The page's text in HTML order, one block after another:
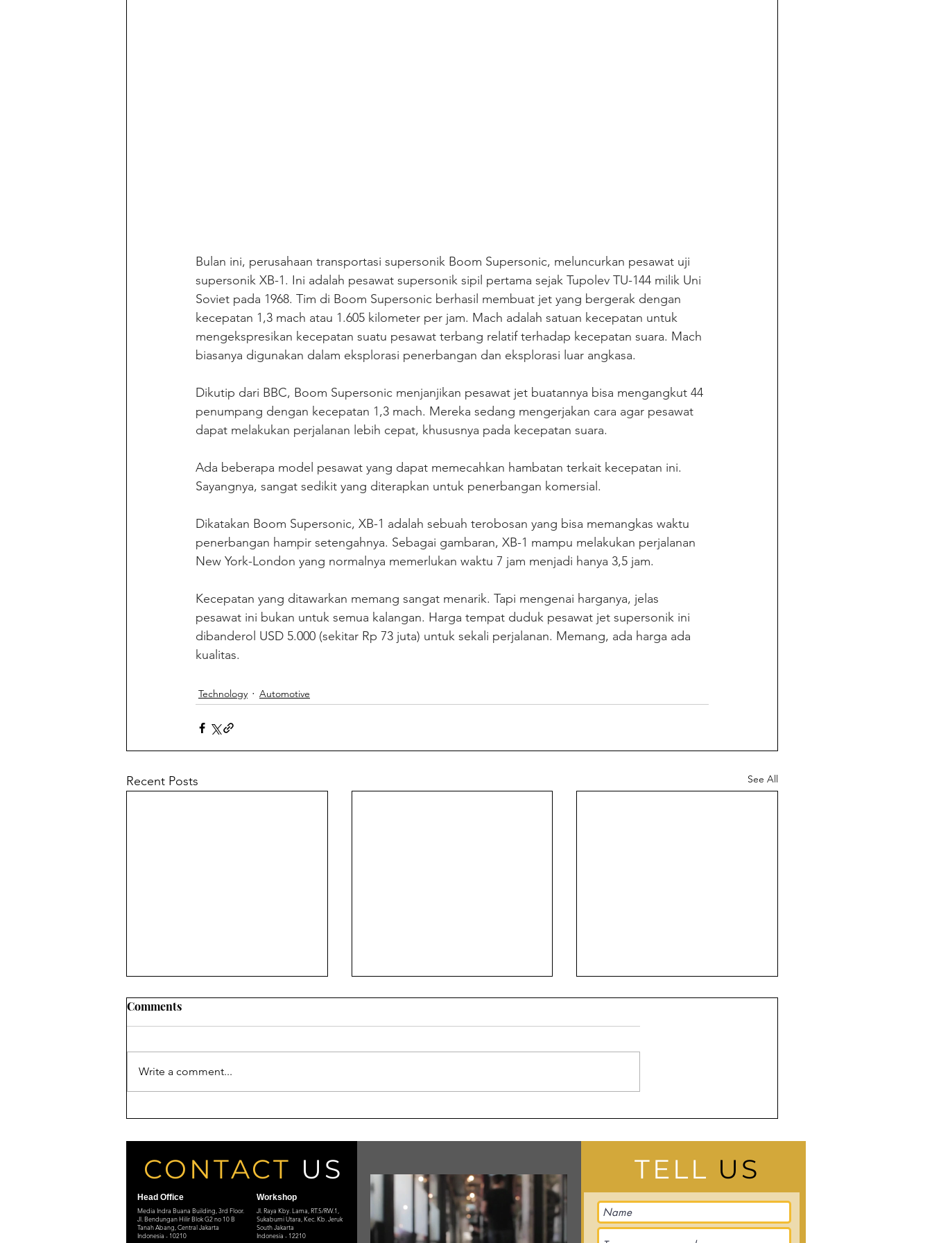
Bulan ini, perusahaan transportasi supersonik Boom Supersonic, meluncurkan pesawat uji
supersonik XB-1. Ini adalah pesawat supersonik sipil pertama sejak Tupolev TU-144 milik Uni
Soviet pada 1968. Tim di Boom Supersonic berhasil membuat jet yang bergerak dengan
kecepatan 1,3 mach atau 1.605 kilometer per jam. Mach adalah satuan kecepatan untuk
mengekspresikan kecepatan suatu pesawat terbang relatif terhadap kecepatan suara. Mach
biasanya digunakan dalam eksplorasi penerbangan dan eksplorasi luar angkasa.
Dikutip dari BBC, Boom Supersonic menjanjikan pesawat jet buatannya bisa mengangkut 44
penumpang dengan kecepatan 1,3 mach. Mereka sedang mengerjakan cara agar pesawat
dapat melakukan perjalanan lebih cepat, khususnya pada kecepatan suara.
Ada beberapa model pesawat yang dapat memecahkan hambatan terkait kecepatan ini.
Sayangnya, sangat sedikit yang diterapkan untuk penerbangan komersial.
Dikatakan Boom Supersonic, XB-1 adalah sebuah terobosan yang bisa memangkas waktu
penerbangan hampir setengahnya. Sebagai gambaran, XB-1 mampu melakukan perjalanan
New York-London yang normalnya memerlukan waktu 7 jam menjadi hanya 3,5 jam.
Kecepatan yang ditawarkan memang sangat menarik. Tapi mengenai harganya, jelas
pesawat ini bukan untuk semua kalangan. Harga tempat duduk pesawat jet supersonik ini
dibanderol USD 5.000 (sekitar Rp 73 juta) untuk sekali perjalanan. Memang, ada harga ada
kualitas.
Technology Automotive
Recent Posts See All
Di Kanada, Legal Jual Ganja
Gucci Kolaborasi Dengan
Pevita Pearce Dilibatkan
Comments
Write a comment...
CONTACT US
Head Office
Media Indra Buana Building, 3rd Floor.
Jl. Bendungan Hilir Blok G2 no 10 B
Tanah Abang, Central Jakarta
Indonesia - 10210
Workshop
Jl. Raya Kby. Lama, RT.5/RW.1,
Sukabumi Utara, Kec. Kb. Jeruk
South Jakarta
Indonesia - 12210
TELL US